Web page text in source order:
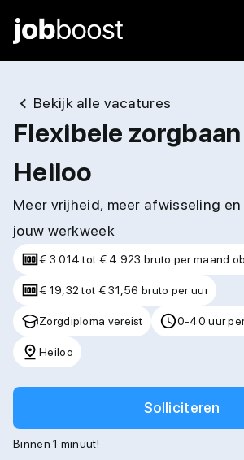
Bekijk alle vacatures
Flexibele
Heiloo
Meer vrijheid, meer afwisseling
jouw werkweek
€ 3.014 tot € 4.923 bruto per maand
€ 19,32 tot € 31,56 bruto per uur
Zorgdiploma vereist 0-40 uur
Heiloo
Solliciteren
Binnen 1 minuut!